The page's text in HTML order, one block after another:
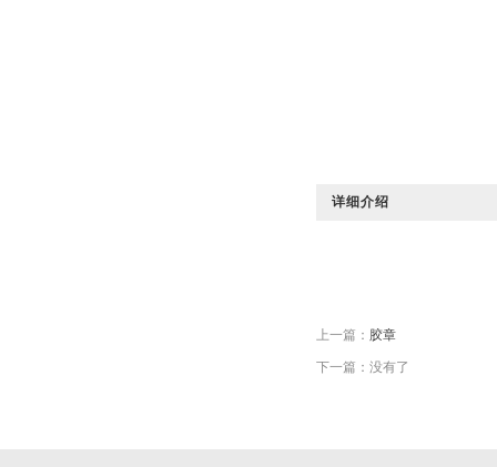
详细介绍
上一篇： 胶章
下一篇：没有了